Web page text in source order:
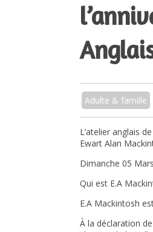
Adulte & famille
L’atelier anglais
Ewart Alan
Dimanche 05
Qui est E.A
E.A Mackintosh
À la déclaration